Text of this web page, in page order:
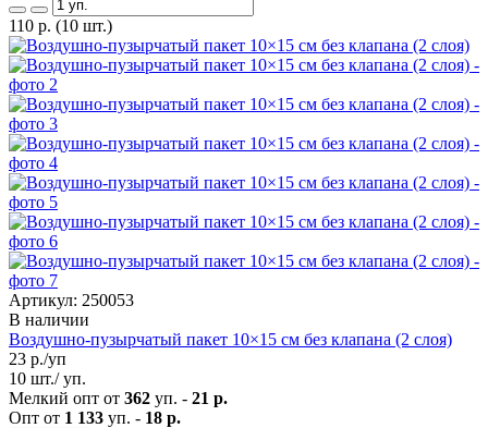
110 р. (10 шт.)
Артикул: 250053
В наличии
Воздушно-пузырчатый пакет 10×15 см без клапана (2 слоя)
23 р./уп
10 шт./ уп.
Мелкий опт от 362 уп. - 21 р.
Опт от 1 133 уп. - 18 р.